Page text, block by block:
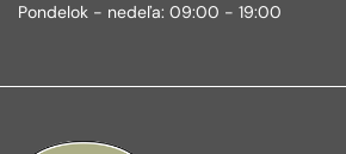
Pondelok - nedeľa: 09:00 - 19:00